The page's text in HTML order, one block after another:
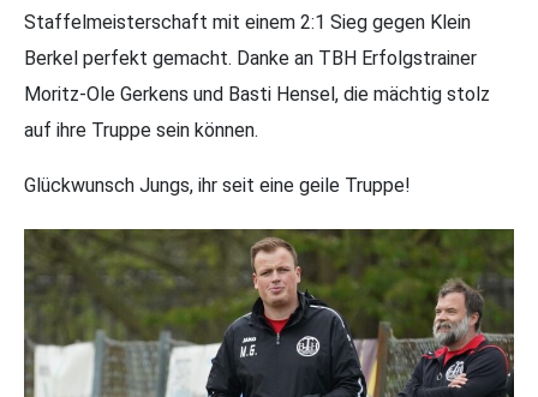
Staffelmeisterschaft mit einem 2:1 Sieg gegen Klein
Berkel perfekt gemacht. Danke an TBH Erfolgstrainer
Moritz-Ole Gerkens und Basti Hensel, die mächtig stolz
auf ihre Truppe sein können.
Glückwunsch Jungs, ihr seit eine geile Truppe!